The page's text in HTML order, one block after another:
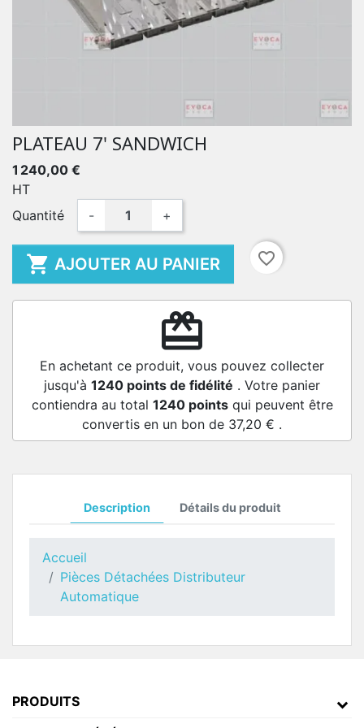
PLATEAU 7' SANDWICH
1 240,00 €
HT
Quantité
- +
 AJOUTER AU PANIER favorite_border
redeem
En achetant ce produit, vous pouvez collecter
jusqu'à 1240 points de fidélité . Votre panier
contiendra au total 1240pointsqui peuvent être
convertis en un bon de 37,20 € .
Description Détails du produit
Accueil
Pièces Détachées Distributeur
Automatique
PRODUITS